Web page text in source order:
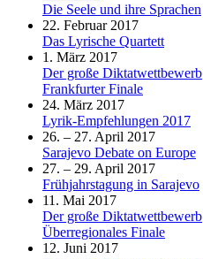
Die Seele und ihre Sprachen
22. Februar 2017
Das Lyrische Quartett
1. März 2017
Der große Diktatwettbewerb
Frankfurter Finale
24. März 2017
Lyrik-Empfehlungen 2017
26. – 27. April 2017
Sarajevo Debate on Europe
27. – 29. April 2017
Frühjahrstagung in Sarajevo
11. Mai 2017
Der große Diktatwettbewerb
Überregionales Finale
12. Juni 2017